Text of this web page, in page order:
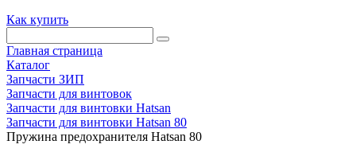
Как купить
Главная страница
Каталог
Запчасти ЗИП
Запчасти для винтовок
Запчасти для винтовки Hatsan
Запчасти для винтовки Hatsan 80
Пружина предохранителя Hatsan 80